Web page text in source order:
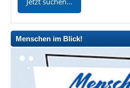
Menschen im Blick!